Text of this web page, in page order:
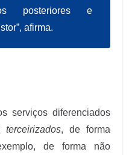
posteriores e
afirma.
serviços diferenciados
terceirizados, de forma
de forma não